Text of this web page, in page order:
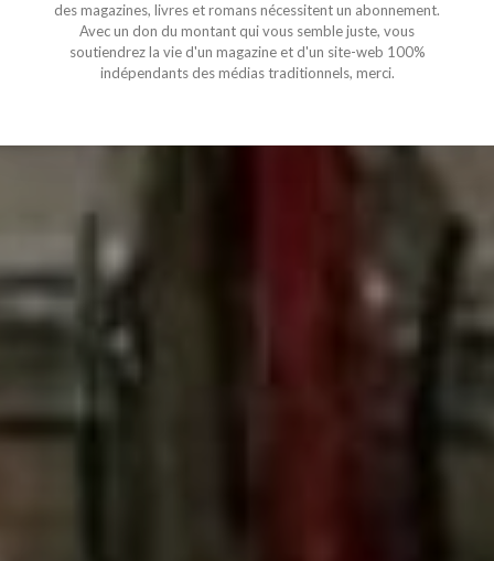
des magazines, livres et romans nécessitent un abonnement.
Avec un don du montant qui vous semble juste, vous
soutiendrez la vie d'un magazine et d'un site-web 100%
indépendants des médias traditionnels, merci.